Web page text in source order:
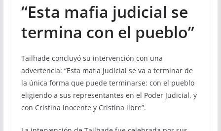
“Esta mafia judicial se
termina con el pueblo”
Tailhade concluyó su intervención con una
advertencia: “Esta mafia judicial se va a terminar de
la única forma que puede terminarse: con el pueblo
eligiendo a sus representantes en el Poder Judicial, y
con Cristina inocente y Cristina libre”.